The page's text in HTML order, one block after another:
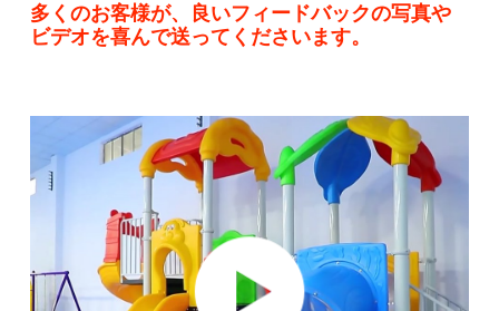
多くのお客様が、良いフィードバックの写真や
ビデオを喜んで送ってくださいます。